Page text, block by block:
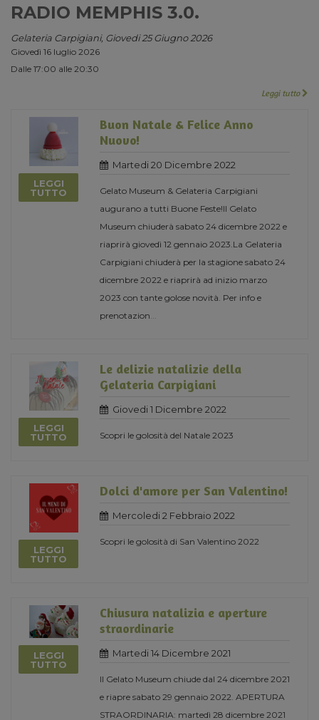
RADIO MEMPHIS 3.0.
Gelateria Carpigiani, Giovedi 25 Giugno 2026
Giovedì 16 luglio 2026
Dalle 17:00 alle 20:30
Leggi tutto
LEGGI
TUTTO
Buon Natale & Felice Anno
Nuovo!
Martedi 20 Dicembre 2022
Gelato Museum & Gelateria Carpigiani
augurano a tutti Buone Feste!Il Gelato
Museum chiuderà sabato 24 dicembre 2022 e
riaprirà giovedì 12 gennaio 2023.La Gelateria
Carpigiani chiuderà per la stagione sabato 24
dicembre 2022 e riaprirà ad inizio marzo
2023 con tante golose novità. Per info e
prenotazion
LEGGI
TUTTO
Le delizie natalizie della
Gelateria Carpigiani
Giovedi 1 Dicembre 2022
Scopri le golosità del Natale 2023
LEGGI
TUTTO
Dolci d'amore per San Valentino!
Mercoledi 2 Febbraio 2022
Scopri le golosità di San Valentino 2022
LEGGI
TUTTO
Chiusura natalizia e aperture
straordinarie
Martedi 14 Dicembre 2021
Il Gelato Museum chiude dal 24 dicembre 2021
e riapre sabato 29 gennaio 2022. APERTURA
STRAORDINARIA: martedì 28 dicembre 2021